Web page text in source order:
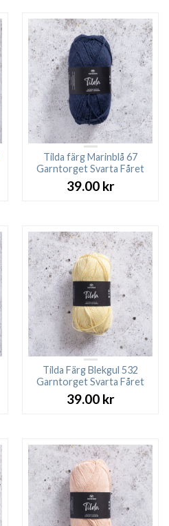
Tilda färg Marinblå 67
Garntorget Svarta Fåret
39.00 kr
Tilda Färg Blekgul 532
Garntorget Svarta Fåret
39.00 kr